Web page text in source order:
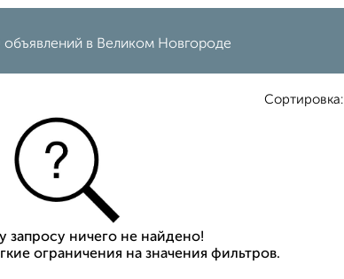
объявлений в Великом Новгороде
Сортировка:
запросу ничего не найдено!
ограничения на значения фильтров.